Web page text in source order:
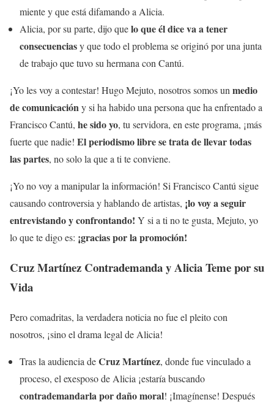
miente y que está difamando a Alicia.
Alicia, por su parte, dijo quelo que él dice va a tener
consecuenciasy que todo el problema se originó por una junta
de trabajo que tuvo su hermana con Cantú.
¡Yo les voy a contestar! Hugo Mejuto, nosotros somos un medio
de comunicacióny si ha habido una persona que ha enfrentado a
Francisco Cantú, he sido yo, tu servidora, en este programa, ¡más
fuerte que nadie! El periodismo libre se trata de llevar todas
las partes, no solo la que a ti te conviene.
¡Yo no voy a manipular la información! Si Francisco Cantú sigue
causando controversia y hablando de artistas, ¡lo voy a seguir
entrevistando y confrontando! Y si a ti no te gusta, Mejuto, yo
lo que te digo es: ¡gracias por la promoción!
Cruz Martínez Contrademanda y Alicia Teme por su
Vida
Pero comadritas, la verdadera noticia no fue el pleito con
nosotros, ¡sino el drama legal de Alicia!
Tras la audiencia deCruz Martínez, donde fue vinculado a
proceso, el exesposo de Alicia ¡estaría buscando
contrademandarla por daño moral! ¡Imagínense! Después